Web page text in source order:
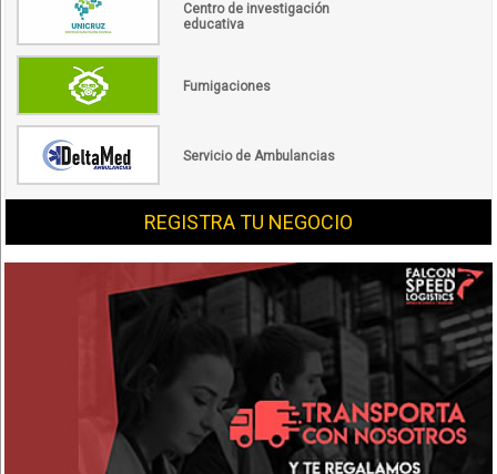
Centro de investigación
educativa
Fumigaciones
Servicio de Ambulancias
REGISTRA TU NEGOCIO